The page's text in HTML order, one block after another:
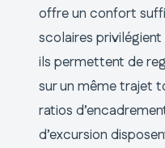
offre un confort
scolaires
ils permettent de
sur un même trajet
ratios
d’excursion